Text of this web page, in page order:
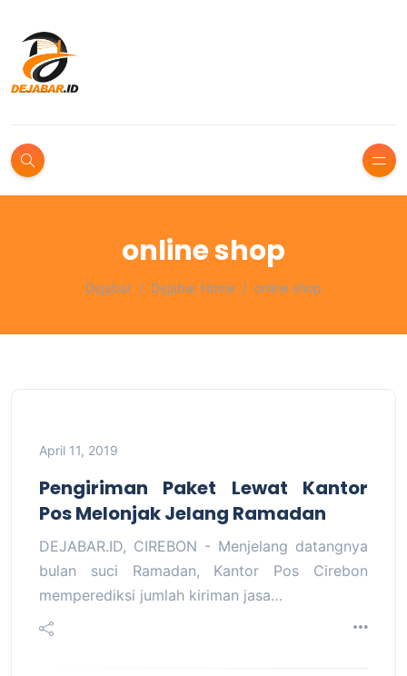
online shop
Dejabar Dejabar Home online shop
April 11, 2019
Pengiriman Paket Lewat Kantor
Pos Melonjak Jelang Ramadan
DEJABAR.ID, CIREBON - Menjelang datangnya
bulan suci Ramadan, Kantor Pos Cirebon
memperediksi jumlah kiriman jasa…